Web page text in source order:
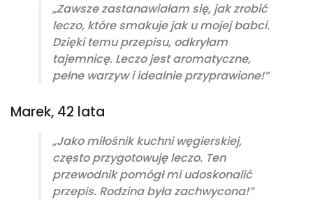
„Zawsze zastanawiałam się, jak zrobić
leczo, które smakuje jak u mojej babci.
Dzięki temu przepisu, odkryłam
tajemnicę. Leczo jest aromatyczne,
pełne warzyw i idealnie przyprawione!”
Marek, 42 lata
„Jako miłośnik kuchni węgierskiej,
często przygotowuję leczo. Ten
przewodnik pomógł mi udoskonalić
przepis. Rodzina była zachwycona!”